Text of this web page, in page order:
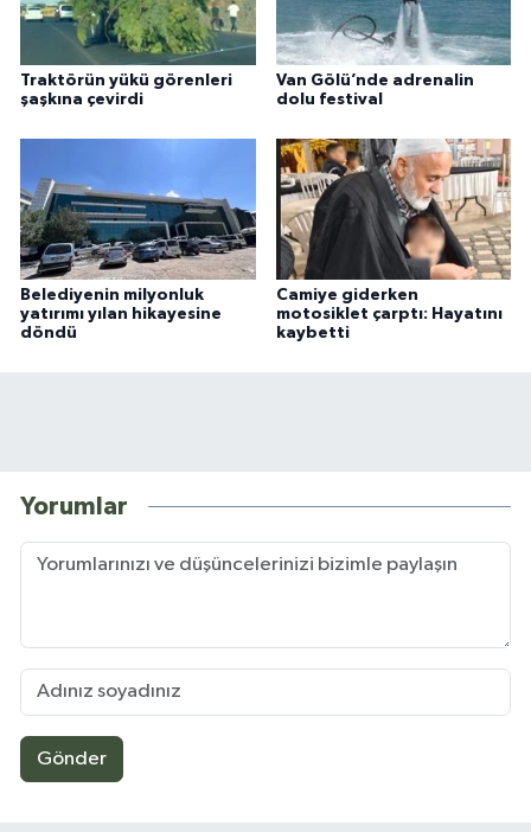
Traktörün yükü görenleri
şaşkına çevirdi
Van Gölü’nde adrenalin
dolu festival
Belediyenin milyonluk
yatırımı yılan hikayesine
döndü
Camiye giderken
motosiklet çarptı: Hayatını
kaybetti
Yorumlar
Gönder